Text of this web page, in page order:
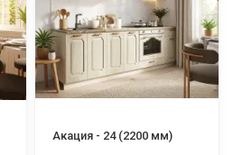
Акация - 24 (2200 мм)